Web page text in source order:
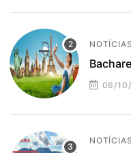
NOTÍCIAS
06/
NOTÍCIAS